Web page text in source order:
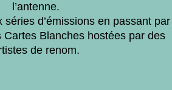
l’antenne.
d’émissions en passant par
Cartes Blanches hostées par des
de renom.